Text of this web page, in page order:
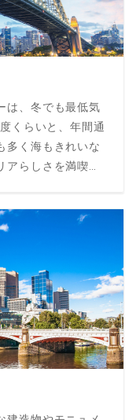
は、冬でも最低気
くらいと、年間通
多く海もきれいな
らしさを満喫で